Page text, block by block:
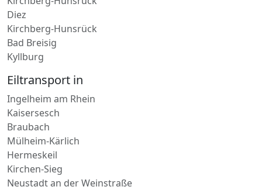
Nassau
Nieder-Olm
Kirchberg-Hunsrück
Diez
Bad Breisig
Kyllburg
Eiltransport in
Ingelheim am Rhein
Kaisersesch
Braubach
Mülheim-Kärlich